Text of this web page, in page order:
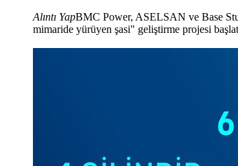
Alıntı YapBMC Power, ASELSAN ve Base
mimaride yürüyen şasi" geliştirme projesi